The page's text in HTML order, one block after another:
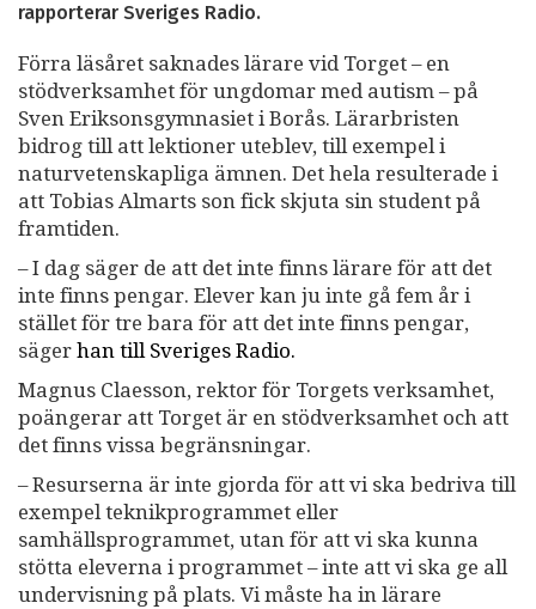
rapporterar Sveriges Radio.
Förra läsåret saknades lärare vid Torget – en
stödverksamhet för ungdomar med autism – på
Sven Eriksonsgymnasiet i Borås. Lärarbristen
bidrog till att lektioner uteblev, till exempel i
naturvetenskapliga ämnen. Det hela resulterade i
att Tobias Almarts son fick skjuta sin student på
framtiden.
– I dag säger de att det inte finns lärare för att det
inte finns pengar. Elever kan ju inte gå fem år i
stället för tre bara för att det inte finns pengar,
säger han till Sveriges Radio.
Magnus Claesson, rektor för Torgets verksamhet,
poängerar att Torget är en stödverksamhet och att
det finns vissa begränsningar.
– Resurserna är inte gjorda för att vi ska bedriva till
exempel teknikprogrammet eller
samhällsprogrammet, utan för att vi ska kunna
stötta eleverna i programmet – inte att vi ska ge all
undervisning på plats. Vi måste ha in lärare